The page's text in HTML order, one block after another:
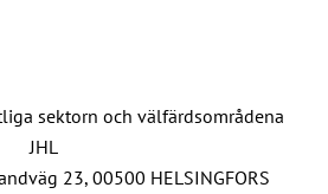
sektorn och välfärdsområdena
JHL
23, 00500 HELSINGFORS